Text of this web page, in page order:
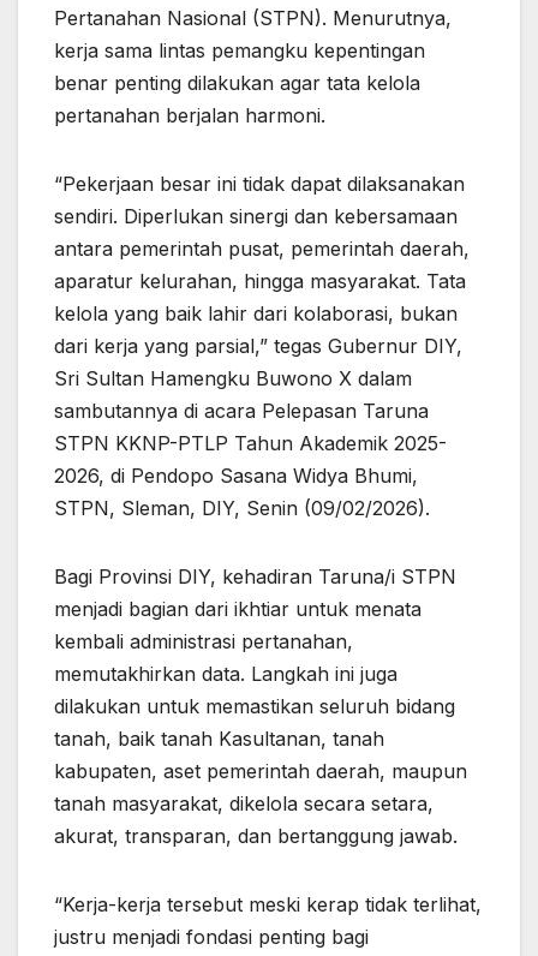
Pertanahan Nasional (STPN). Menurutnya,
kerja sama lintas pemangku kepentingan
benar penting dilakukan agar tata kelola
pertanahan berjalan harmoni.
“Pekerjaan besar ini tidak dapat dilaksanakan
sendiri. Diperlukan sinergi dan kebersamaan
antara pemerintah pusat, pemerintah daerah,
aparatur kelurahan, hingga masyarakat. Tata
kelola yang baik lahir dari kolaborasi, bukan
dari kerja yang parsial,” tegas Gubernur DIY,
Sri Sultan Hamengku Buwono X dalam
sambutannya di acara Pelepasan Taruna
STPN KKNP-PTLP Tahun Akademik 2025-
2026, di Pendopo Sasana Widya Bhumi,
STPN, Sleman, DIY, Senin (09/02/2026).
Bagi Provinsi DIY, kehadiran Taruna/i STPN
menjadi bagian dari ikhtiar untuk menata
kembali administrasi pertanahan,
memutakhirkan data. Langkah ini juga
dilakukan untuk memastikan seluruh bidang
tanah, baik tanah Kasultanan, tanah
kabupaten, aset pemerintah daerah, maupun
tanah masyarakat, dikelola secara setara,
akurat, transparan, dan bertanggung jawab.
“Kerja-kerja tersebut meski kerap tidak terlihat,
justru menjadi fondasi penting bagi